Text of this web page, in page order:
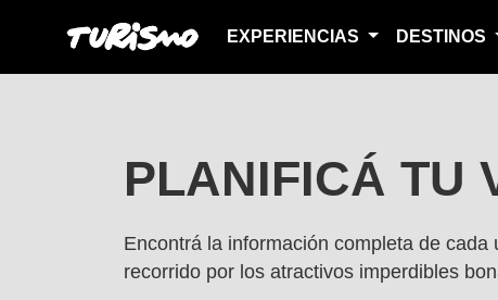
EXPERIENCIAS DESTINOS
PLANIFICÁ TU
Encontrá la información completa de
recorrido por los atractivos imperdibles